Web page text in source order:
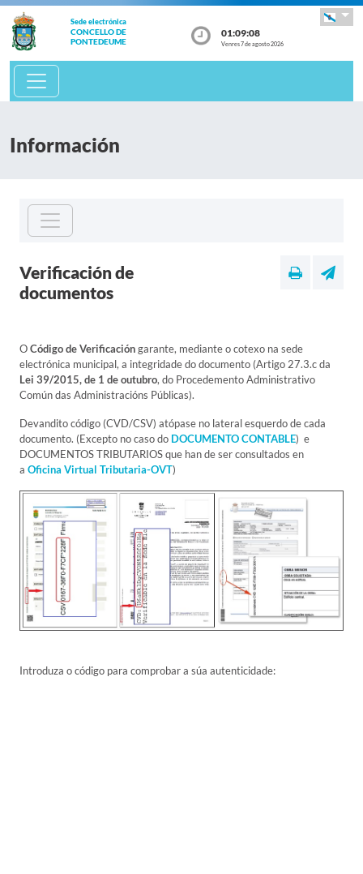
Sede electrónica
CONCELLO DE
PONTEDEUME
01:09:08
Venres 7 de agosto 2026
Información
Verificación de
documentos
OCódigo de Verificacióngarante, mediante o cotexo na sede
electrónica municipal, a integridade do documento (Artigo 27.3.c da
Lei 39/2015, de 1 de outubro, do Procedemento Administrativo
Común das Administracións Públicas).
Devandito código (CVD/CSV) atópase no lateral esquerdo de cada
documento. (Excepto no caso do DOCUMENTO CONTABLE) e
DOCUMENTOS TRIBUTARIOS que han de ser consultados en
a Oficina Virtual Tributaria-OVT)
Introduza o código para comprobar a súa autenticidade: